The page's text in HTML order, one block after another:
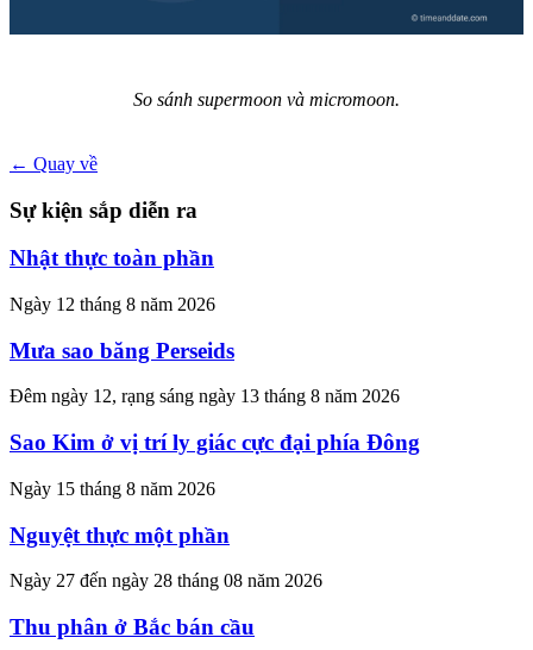
So sánh supermoon và micromoon.
← Quay về
Sự kiện sắp diễn ra
Nhật thực toàn phần
Ngày 12 tháng 8 năm 2026
Mưa sao băng Perseids
Đêm ngày 12, rạng sáng ngày 13 tháng 8 năm 2026
Sao Kim ở vị trí ly giác cực đại phía Đông
Ngày 15 tháng 8 năm 2026
Nguyệt thực một phần
Ngày 27 đến ngày 28 tháng 08 năm 2026
Thu phân ở Bắc bán cầu